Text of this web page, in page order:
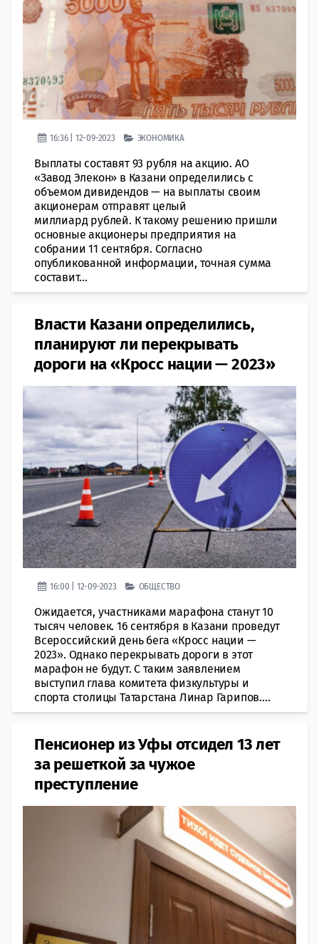
16:36 | 12-09-2023 ЭКОНОМИКА
Выплаты составят 93 рубля на акцию. АО
«Завод Элекон» в Казани определились с
объемом дивидендов — на выплаты своим
акционерам отправят целый
миллиард рублей. К такому решению пришли
основные акционеры предприятия на
собрании 11 сентября. Согласно
опубликованной информации, точная сумма
составит...
Власти Казани определились,
планируют ли перекрывать
дороги на «Кросс нации — 2023»
16:00 | 12-09-2023 ОБЩЕСТВО
Ожидается, участниками марафона станут 10
тысяч человек. 16 сентября в Казани проведут
Всероссийский день бега «Кросс нации —
2023». Однако перекрывать дороги в этот
марафон не будут. С таким заявлением
выступил глава комитета физкультуры и
спорта столицы Татарстана Линар Гарипов....
Пенсионер из Уфы отсидел 13 лет
за решеткой за чужое
преступление